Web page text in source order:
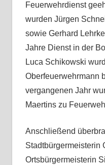
Feuerwehrdienst
wurden Jürgen
sowie Gerhard
Jahre Dienst in der
Luca Schikowski
Oberfeuerwehrmann
vergangenen Jahr
Maertins zu
Anschließend
Stadtbürgermeisterin
Ortsbürgermeisterin